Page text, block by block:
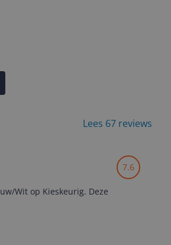
Lees 67 reviews
7.6
Wit op Kieskeurig. Deze